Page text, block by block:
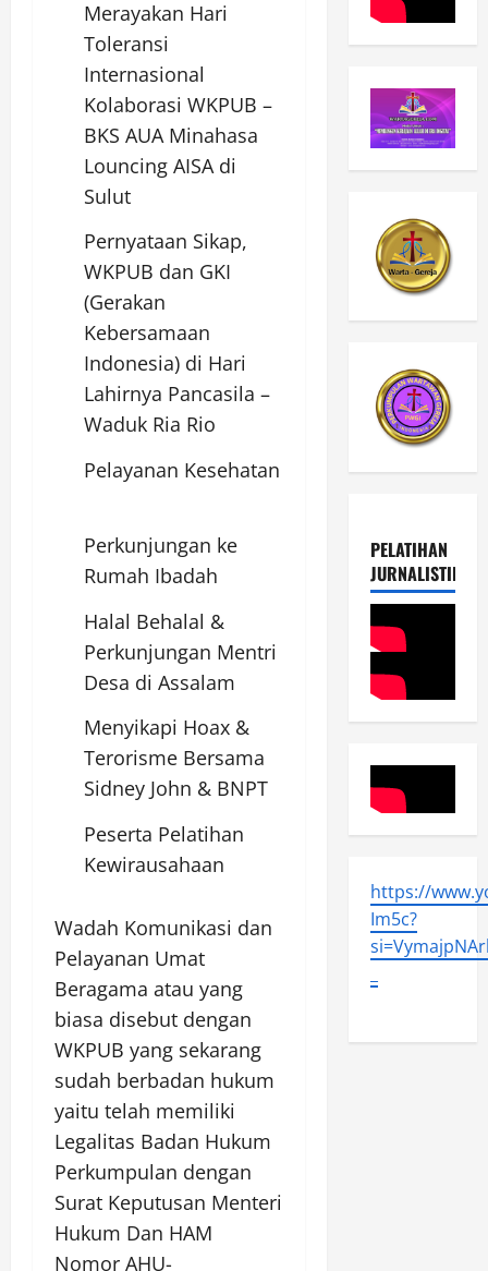
Merayakan Hari
Toleransi
Internasional
Kolaborasi WKPUB –
BKS AUA Minahasa
Louncing AISA di
Sulut
Pernyataan Sikap,
WKPUB dan GKI
(Gerakan
Kebersamaan
Indonesia) di Hari
Lahirnya Pancasila –
Waduk Ria Rio
Pelayanan Kesehatan
Perkunjungan ke
Rumah Ibadah
Halal Behalal &
Perkunjungan Mentri
Desa di Assalam
Menyikapi Hoax &
Terorisme Bersama
Sidney John & BNPT
Peserta Pelatihan
Kewirausahaan
Wadah Komunikasi dan
Pelayanan Umat
Beragama atau yang
biasa disebut dengan
WKPUB yang sekarang
sudah berbadan hukum
yaitu telah memiliki
Legalitas Badan Hukum
Perkumpulan dengan
Surat Keputusan Menteri
Hukum Dan HAM
Nomor AHU-
PELATIHAN
JURNALISTIK
https://
Im5c?